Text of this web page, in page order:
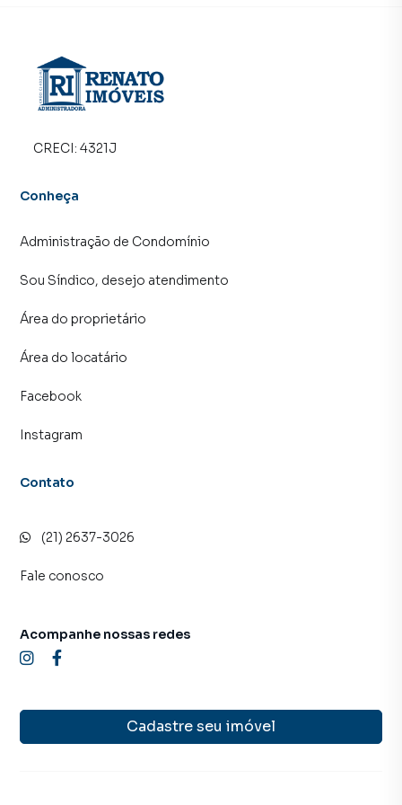
Na RENATO IMÓVEIS você consegue vender ou alugar seu
imóvel muito mais rápido do que em imobiliárias
Maricá, especialmente em Centro. Isso porque temos uma
campanhas específicas para Maricá, o que aumenta muito
imóvel mais rápido. Contamos também com um time de
programadores, corretores treinados e uma central de
atendimento preparada para atender proprietários e
inquilinos.
CRECI: 4321J
Conheça
Administração de Condomínio
Sou Síndico, desejo atendimento
Área do proprietário
Área do locatário
Facebook
Instagram
Contato
(21) 2637-3026
Fale conosco
Cadastre seu imóvel
Acompanhe nossas redes